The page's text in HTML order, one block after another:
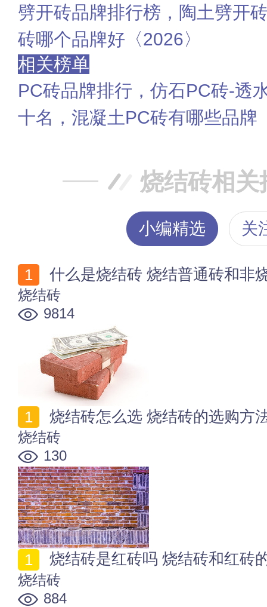
劈开砖品牌排行榜，陶土劈开
砖哪个品牌好〈2026〉
相关榜单
PC砖品牌排行，仿石PC砖-透
十名，混凝土PC砖有哪些品牌
烧结砖相关
小编精选 关
什么是烧结砖 烧结普通砖和非
烧结砖
9814
烧结砖怎么选 烧结砖的选购方
烧结砖
130
烧结砖是红砖吗 烧结砖和红砖
烧结砖
884